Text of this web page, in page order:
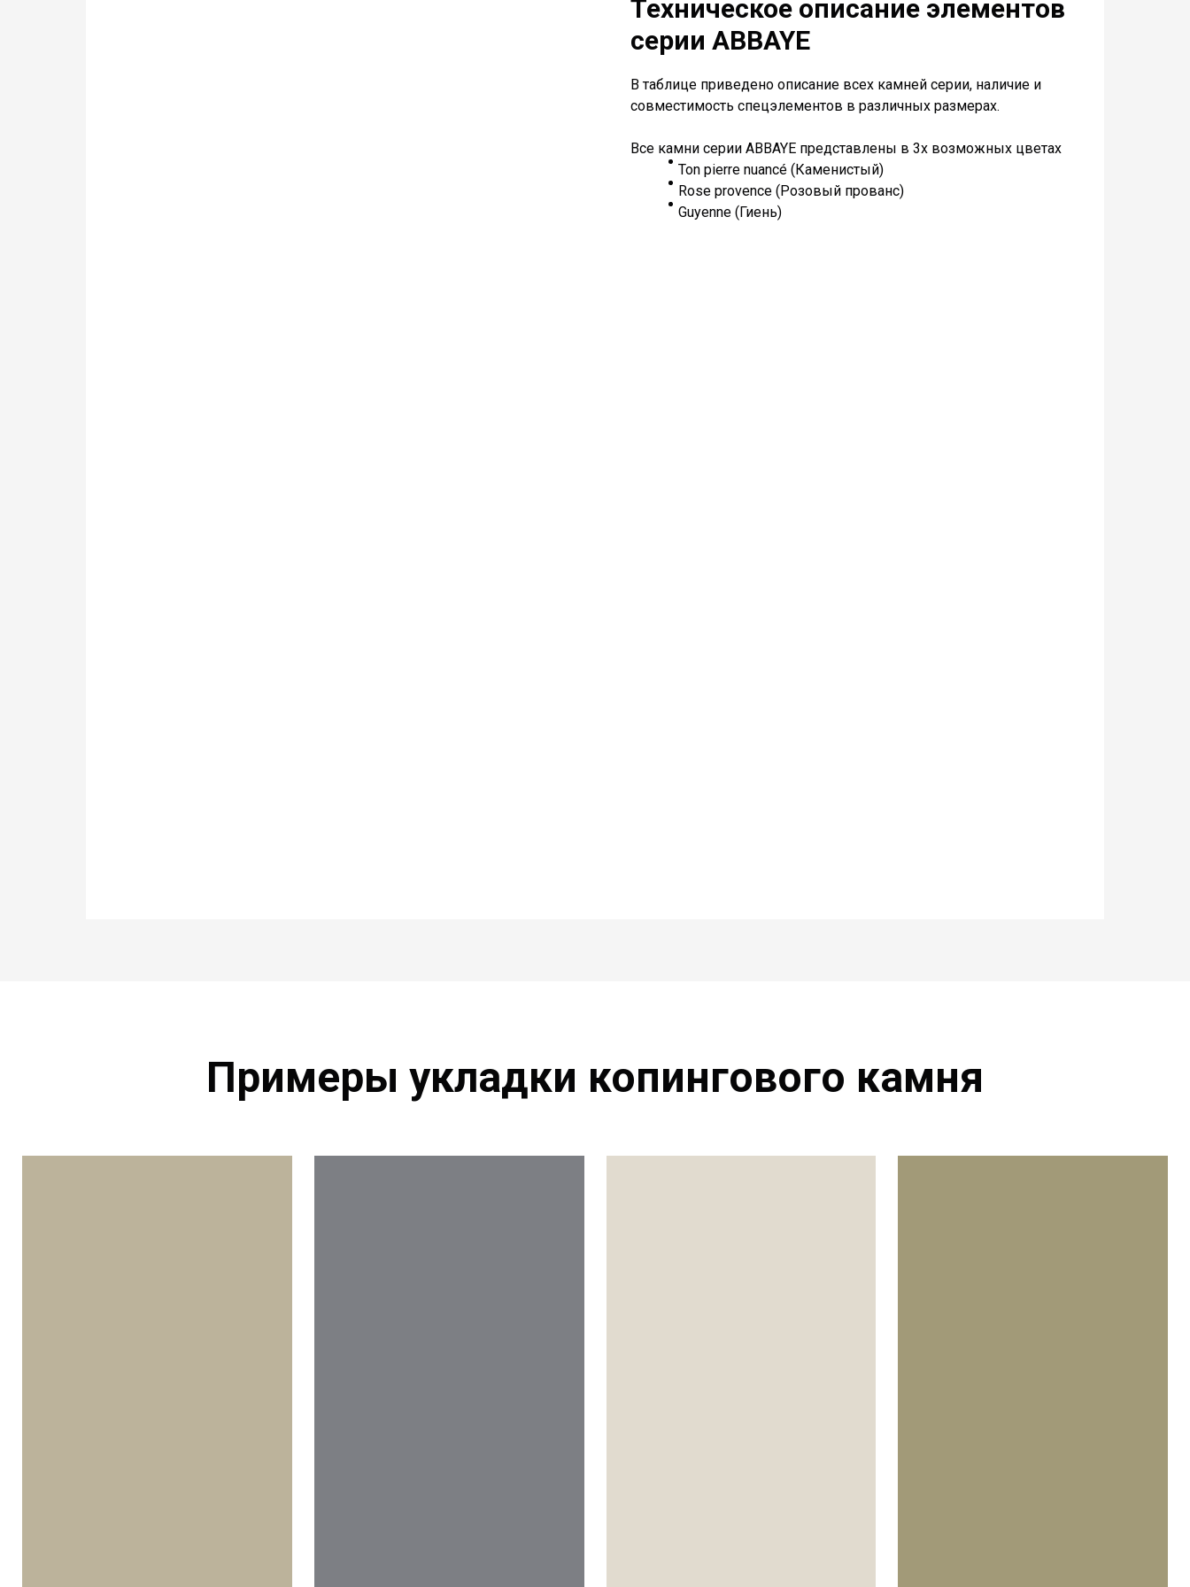
Техническое описание элементов
серии ABBAYE
В таблице приведено описание всех камней серии, наличие и
совместимость спецэлементов в различных размерах.
Все камни серии ABBAYE представлены в 3х возможных цветах
Ton pierre nuancé (Каменистый)
Rose provence (Розовый прованс)
Guyenne (Гиень)
Примеры укладки копингового камня